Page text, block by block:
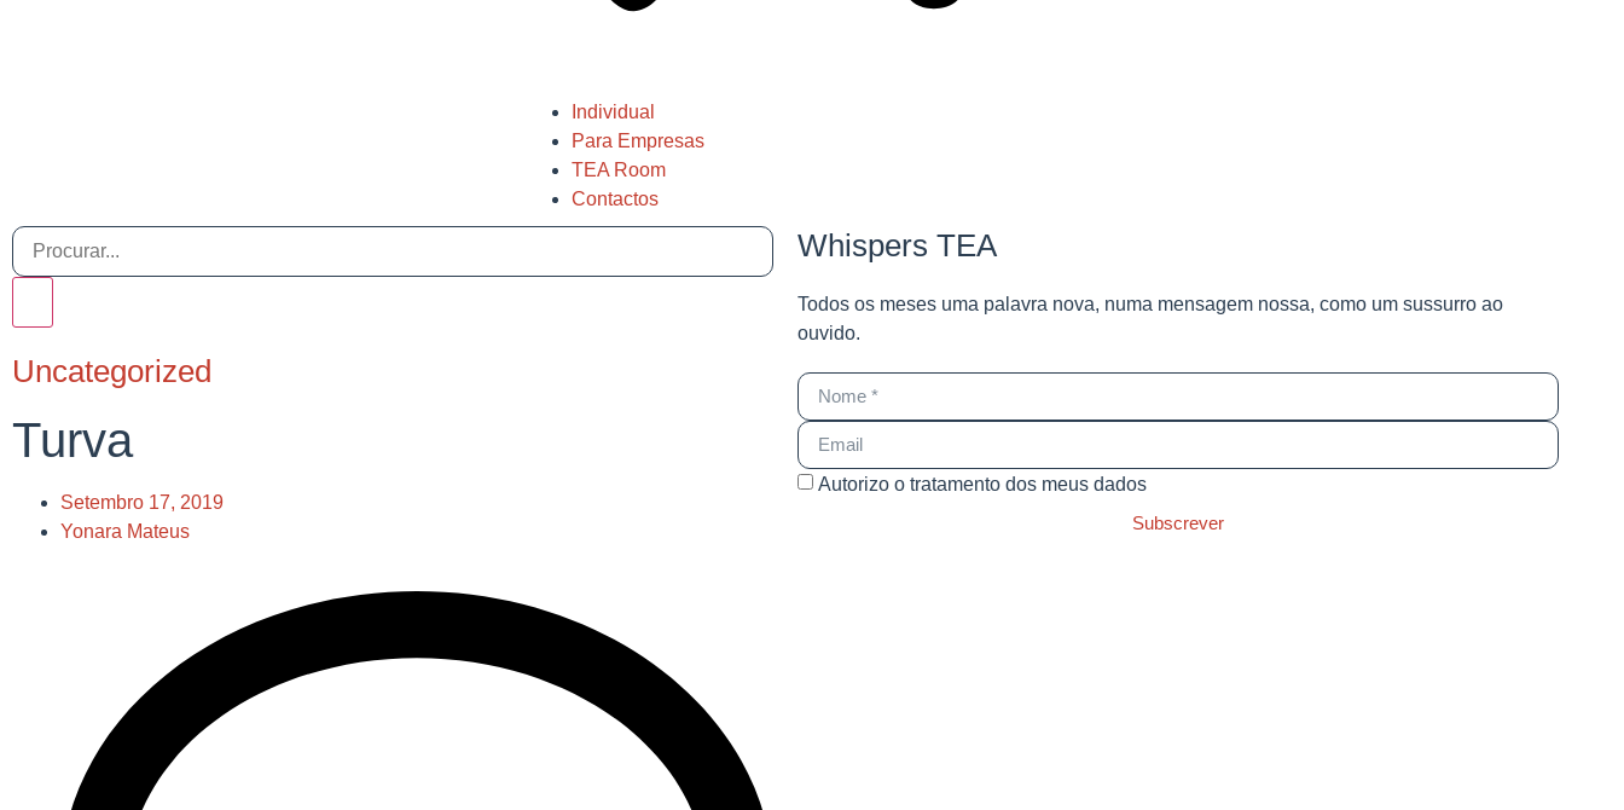
Individual
Para Empresas
TEA Room
Contactos
Uncategorized
Turva
Setembro 17, 2019
Yonara Mateus
Whispers TEA
Todos os meses uma palavra nova, numa mensagem nossa, como um sussurro ao
ouvido.
Autorizo o tratamento dos meus dados
Subscrever